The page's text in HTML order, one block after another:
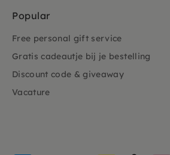
Popular
Free personal gift service
Gratis cadeautje bij je bestelling
Discount code & giveaway
Vacature